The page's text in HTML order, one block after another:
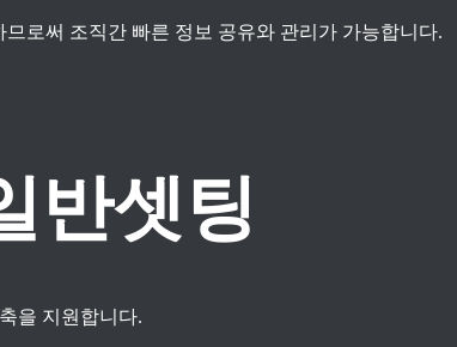
로써 조직간 빠른 정보 공유와 관리가 가능합니다.
반셋팅
을 지원합니다.